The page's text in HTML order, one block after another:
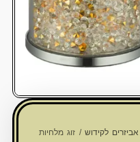
לקידוש/ זוג מלחיות